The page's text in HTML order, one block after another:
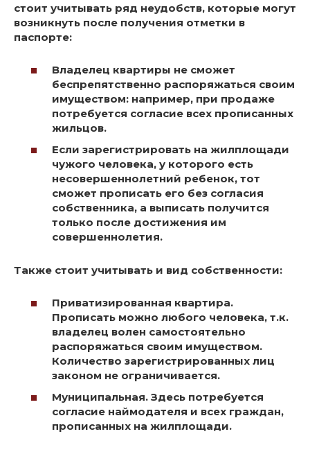
стоит учитывать ряд неудобств, которые могут
возникнуть после получения отметки в
паспорте:
Владелец квартиры не сможет
беспрепятственно распоряжаться своим
имуществом: например, при продаже
потребуется согласие всех прописанных
жильцов.
Если зарегистрировать на жилплощади
чужого человека, у которого есть
несовершеннолетний ребенок, тот
сможет прописать его без согласия
собственника, а выписать получится
только после достижения им
совершеннолетия.
Также стоит учитывать и вид собственности:
Приватизированная квартира.
Прописать можно любого человека, т.к.
владелец волен самостоятельно
распоряжаться своим имуществом.
Количество зарегистрированных лиц
законом не ограничивается.
Муниципальная. Здесь потребуется
согласие наймодателя и всех граждан,
прописанных на жилплощади.